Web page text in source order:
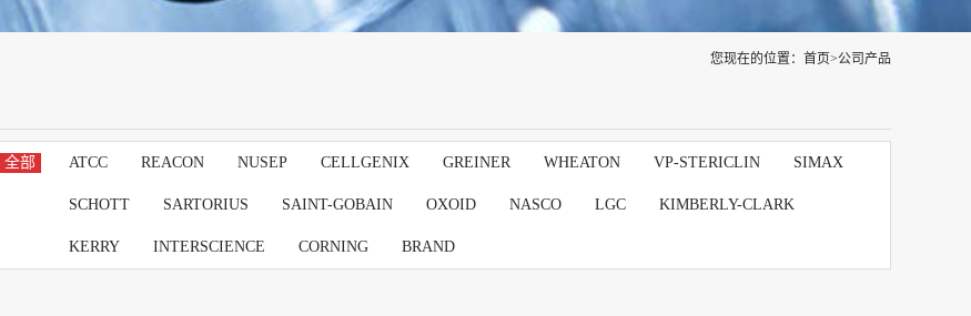
您现在的位置： 首页>公司产品
全部 ATCC REACON NUSEP CELLGENIX GREINER WHEATON VP-STERICLIN SIMAX
SCHOTT SARTORIUS SAINT-GOBAIN OXOID NASCO LGC KIMBERLY-CLARK
KERRY INTERSCIENCE CORNING BRAND